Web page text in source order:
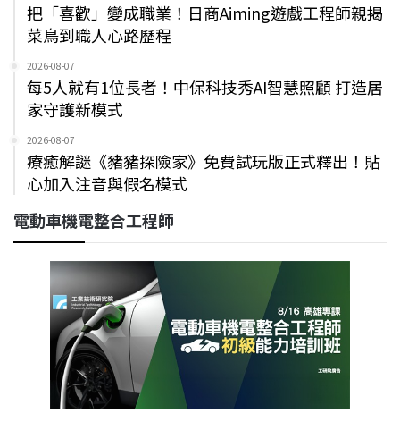
把「喜歡」變成職業！日商Aiming遊戲工程師親揭
菜鳥到職人心路歷程
2026-08-07
每5人就有1位長者！中保科技秀AI智慧照顧 打造居
家守護新模式
2026-08-07
療癒解謎《豬豬探險家》免費試玩版正式釋出！貼
心加入注音與假名模式
電動車機電整合工程師